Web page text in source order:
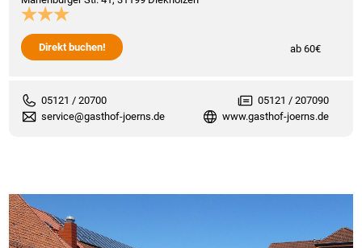
Direkt buchen! ab 60€
05121 / 20700
05121 / 207090
service@gasthof-joerns.de
www.gasthof-joerns.de